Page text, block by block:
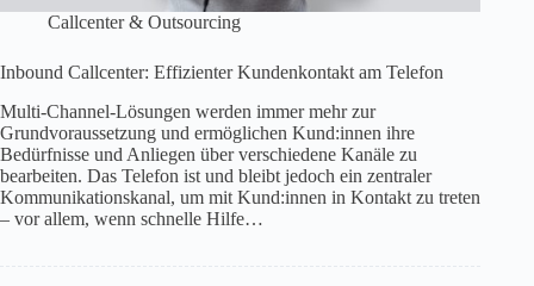
Callcenter & Outsourcing
Inbound Callcenter: Effizienter Kundenkontakt am Telefon
Multi-Channel-Lösungen werden immer mehr zur
Grundvoraussetzung und ermöglichen Kund:innen ihre
Bedürfnisse und Anliegen über verschiedene Kanäle zu
bearbeiten. Das Telefon ist und bleibt jedoch ein zentraler
Kommunikationskanal, um mit Kund:innen in Kontakt zu treten
– vor allem, wenn schnelle Hilfe…